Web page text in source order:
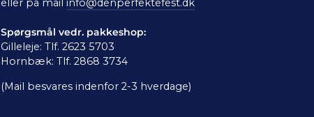
eller på mail info@denperfektefest.dk
Spørgsmål vedr. pakkeshop:
Gilleleje: Tlf. 2623 5703
Hornbæk: Tlf. 2868 3734
(Mail besvares indenfor 2-3 hverdage)